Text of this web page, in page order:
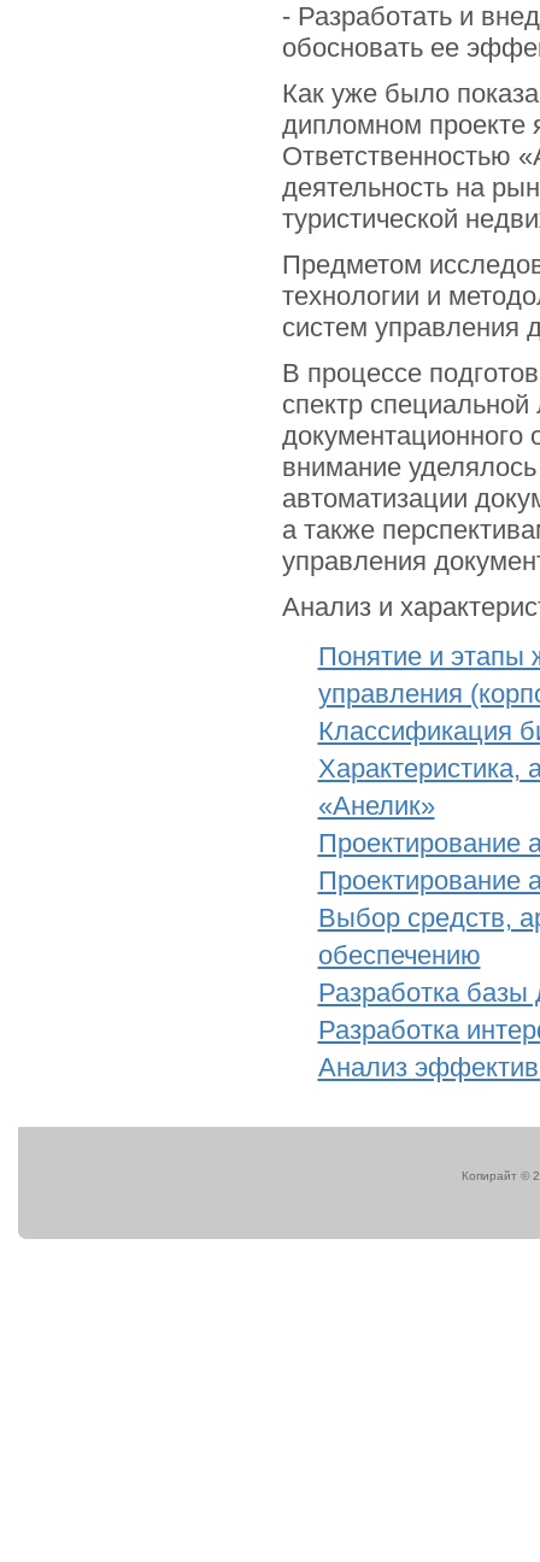
- Разработать и
обосновать ее
Как уже было
дипломном проекте
Ответственностью
деятельность на
туристической
Предметом
технологии и
систем управления
В процессе
спектр
документационного
внимание
автоматизации
а также
управления
Анализ и
Понятие и этапы
управления
Классификация
Характеристика,
«Анелик»
Проектирование
Проектирование
Выбор средств,
обеспечению
Разработка базы
Разработка
Анализ
Копирайт ©